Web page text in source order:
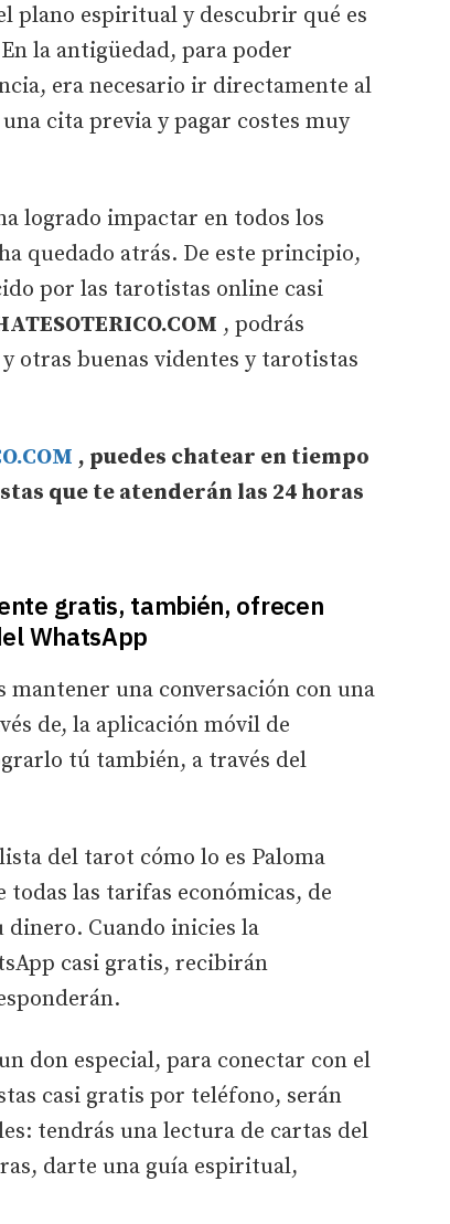
plano espiritual y descubrir qué es
la antigüedad, para poder
era necesario ir directamente al
cita previa y pagar costes muy
logrado impactar en todos los
quedado atrás. De este principio,
por las tarotistas online casi
, podrás
otras buenas videntes y tarotistas
, puedes chatear en tiempo
que te atenderán las 24 horas
gratis, también, ofrecen
WhatsApp
mantener una conversación con una
de, la aplicación móvil de
tú también, a través del
del tarot cómo lo es Paloma
las tarifas económicas, de
Cuando inicies la
casi gratis, recibirán
don especial, para conectar con el
casi gratis por teléfono, serán
tendrás una lectura de cartas del
darte una guía espiritual,